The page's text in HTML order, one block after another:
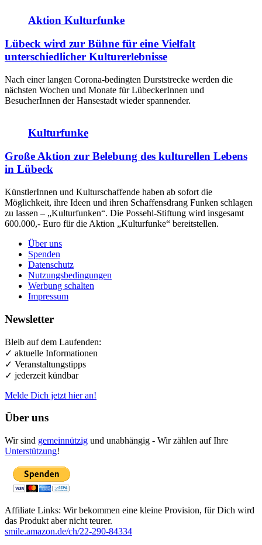
Aktion Kulturfunke
Lübeck wird zur Bühne für eine Vielfalt
unterschiedlicher Kulturerlebnisse
Nach einer langen Corona-bedingten Durststrecke werden die
nächsten Wochen und Monate für LübeckerInnen und
BesucherInnen der Hansestadt wieder spannender.
Kulturfunke
Große Aktion zur Belebung des kulturellen Lebens
in Lübeck
KünstlerInnen und Kulturschaffende haben ab sofort die
Möglichkeit, ihre Ideen und ihren Schaffensdrang Funken schlagen
zu lassen – „Kulturfunken“. Die Possehl-Stiftung wird insgesamt
600.000,- Euro für die Aktion „Kulturfunke“ bereitstellen.
Über uns
Spenden
Datenschutz
Nutzungsbedingungen
Werbung schalten
Impressum
Newsletter
Bleib auf dem Laufenden:
✓ aktuelle Informationen
✓ Veranstaltungstipps
✓ jederzeit kündbar
Melde Dich jetzt hier an!
Über uns
Wir sind gemeinnützig und unabhängig - Wir zählen auf Ihre
Unterstützung!
Affiliate Links: Wir bekommen eine kleine Provision, für Dich wird
das Produkt aber nicht teurer.
smile.amazon.de/ch/22-290-84334